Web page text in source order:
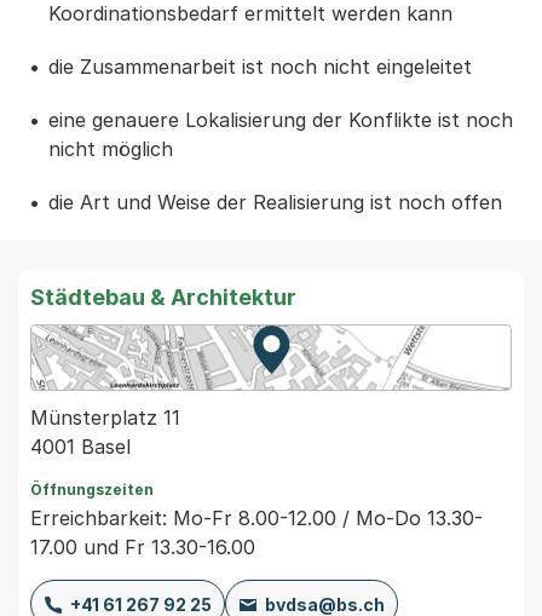
Koordi­nationsbedarf ermittelt werden kann
die Zusammenarbeit ist noch nicht eingeleitet
eine genauere Lokalisierung der Konflikte ist noch
nicht möglich
die Art und Weise der Realisierung ist noch offen
Städtebau & Architektur
Zur Karte von MapBS.
Externer Link, wird in einem
Münsterplatz 11
4001 Basel
Öffnungszeiten
Erreichbarkeit: Mo-Fr 8.00-12.00 / Mo-Do 13.30-
17.00 und Fr 13.30-16.00
+41 61 267 92 25 bvdsa@bs.ch